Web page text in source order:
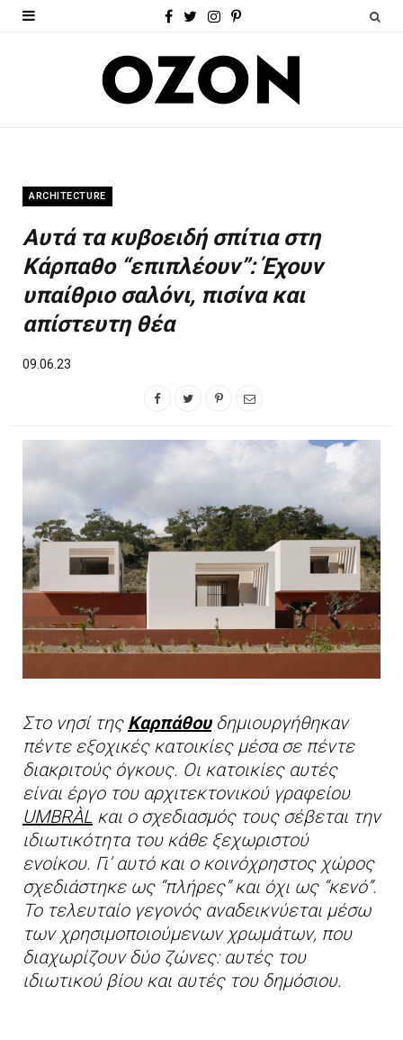
F
k
T
i
I
a
m
P
s
ARCHITECTURE
Αυτά τα κυβοειδή σπίτια στη
Κάρπαθο “επιπλέουν”: Έχουν
υπαίθριο σαλόνι, πισίνα και
απίστευτη θέα
09.06.23
Στο νησί της Καρπάθουδημιουργήθηκαν
πέντε εξοχικές κατοικίες μέσα σε πέντε
διακριτούς όγκους. Οι κατοικίες αυτές
είναι έργο του αρχιτεκτονικού γραφείου
UMBRÀL και ο σχεδιασμός τους σέβεται την
ιδιωτικότητα του κάθε ξεχωριστού
ενοίκου. Γι’ αυτό και ο κοινόχρηστος χώρος
σχεδιάστηκε ως “πλήρες” και όχι ως “κενό”.
Το τελευταίο γεγονός αναδεικνύεται μέσω
των χρησιμοποιούμενων χρωμάτων, που
διαχωρίζουν δύο ζώνες: αυτές του
ιδιωτικού βίου και αυτές του δημόσιου.